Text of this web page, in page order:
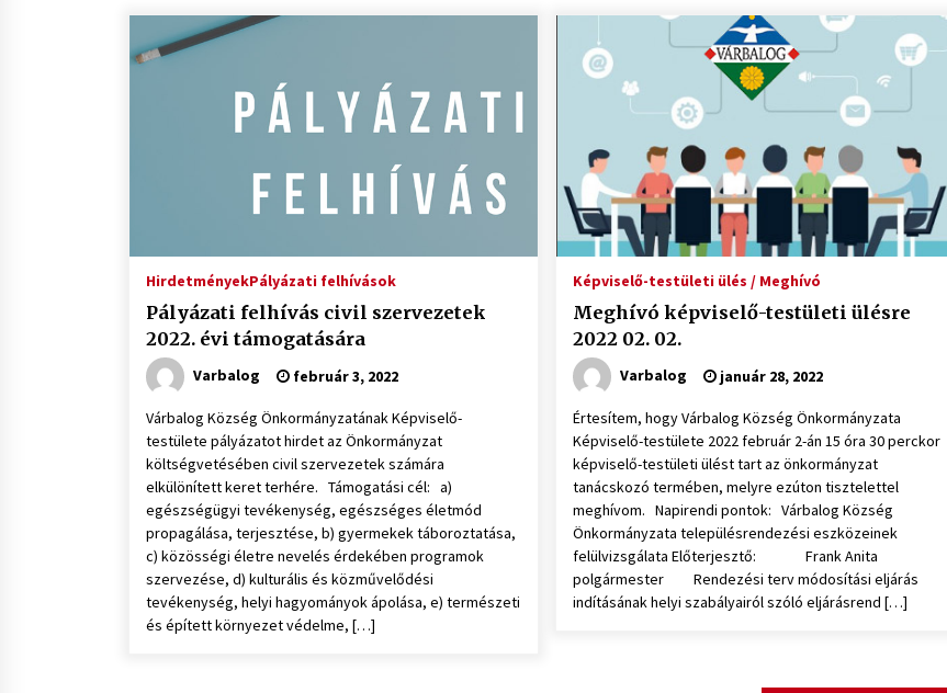
HirdetményekPályázati felhívások
Pályázati felhívás civil szervezetek
2022. évi támogatására
Varbalog február 3, 2022
Várbalog Község Önkormányzatának Képviselő-
testülete pályázatot hirdet az Önkormányzat
költségvetésében civil szervezetek számára
elkülönített keret terhére. Támogatási cél: a)
egészségügyi tevékenység, egészséges életmód
propagálása, terjesztése, b) gyermekek táboroztatása,
c) közösségi életre nevelés érdekében programok
szervezése, d) kulturális és közművelődési
tevékenység, helyi hagyományok ápolása, e) természeti
és épített környezet védelme, […]
Képviselő-testületi ülés / Meghívó
Meghívó képviselő-testületi ülésre
2022 02. 02.
Varbalog január 28, 2022
Értesítem, hogy Várbalog Község Önkormányzata
Képviselő-testülete 2022 február 2-án 15 óra 30 perckor
képviselő-testületi ülést tart az önkormányzat
tanácskozó termében, melyre ezúton tisztelettel
meghívom. Napirendi pontok: Várbalog Község
Önkormányzata településrendezési eszközeinek
felülvizsgálata Előterjesztő: Frank Anita
polgármester Rendezési terv módosítási eljárás
indításának helyi szabályairól szóló eljárásrend […]